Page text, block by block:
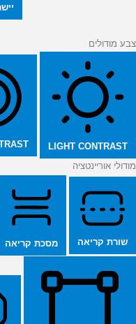
צבע מודולים
LIGHT CONTRAST
מודולי אוריינטציה
שורת קריאה מסכת קריאה